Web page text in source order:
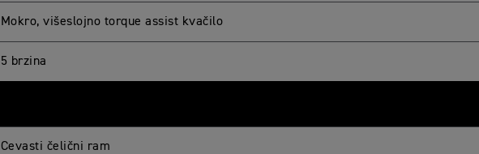
Mokro, višeslojno torque assist kvačilo
5 brzina
Cevasti čelični ram